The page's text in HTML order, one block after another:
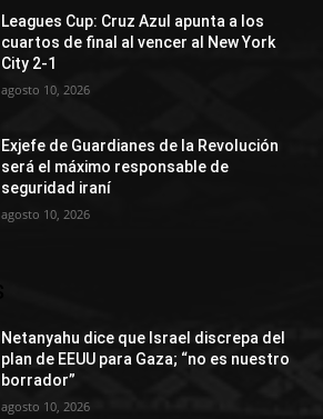
Leagues Cup: Cruz Azul apunta a los
cuartos de final al vencer al New York
City 2-1
agosto 10, 2026
Exjefe de Guardianes de la Revolución
será el máximo responsable de
seguridad iraní
agosto 10, 2026
Netanyahu dice que Israel discrepa del
plan de EEUU para Gaza; “no es nuestro
borrador”
agosto 10, 2026